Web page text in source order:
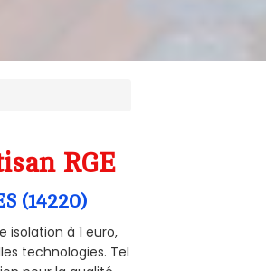
RGE
(14220)
isolation à 1 euro,
technologies. Tel